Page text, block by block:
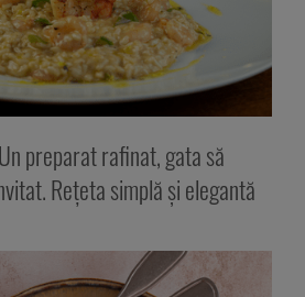
preparat rafinat, gata să
Rețeta simplă și elegantă